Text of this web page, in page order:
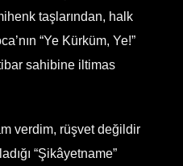
taşlarından, halk
“Ye Kürküm, Ye!”
sahibine iltimas
verdim, rüşvet değildir
“Şikâyetname”